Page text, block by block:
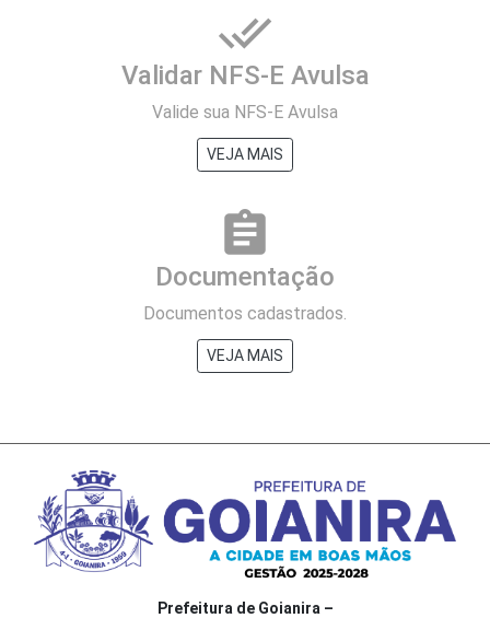
done_all
Validar NFS-E Avulsa
Valide sua NFS-E Avulsa
VEJA MAIS
assignment
Documentação
Documentos cadastrados.
VEJA MAIS
Prefeitura de Goianira –